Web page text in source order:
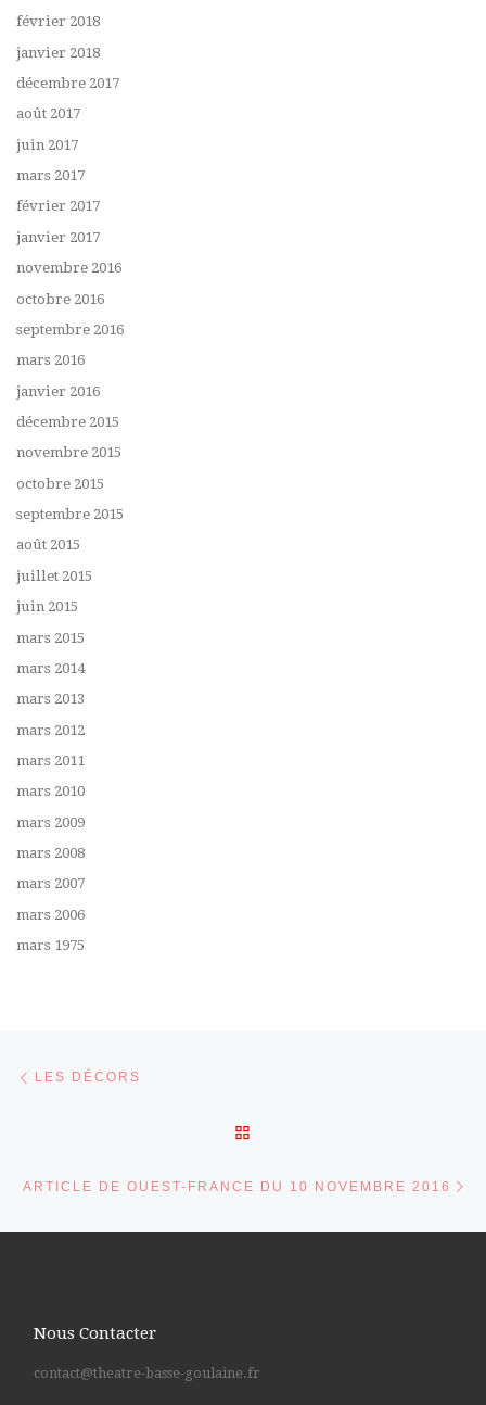
février 2018
janvier 2018
décembre 2017
août 2017
juin 2017
mars 2017
février 2017
janvier 2017
novembre 2016
octobre 2016
septembre 2016
mars 2016
janvier 2016
décembre 2015
novembre 2015
octobre 2015
septembre 2015
août 2015
juillet 2015
juin 2015
mars 2015
mars 2014
mars 2013
mars 2012
mars 2011
mars 2010
mars 2009
mars 2008
mars 2007
mars 2006
mars 1975
Parcourir les articles
LES DÉCORS
ARTICLE DE OUEST-FRANCE DU 10 NOVEMBRE 2016
Nous Contacter
contact@theatre-basse-goulaine.fr